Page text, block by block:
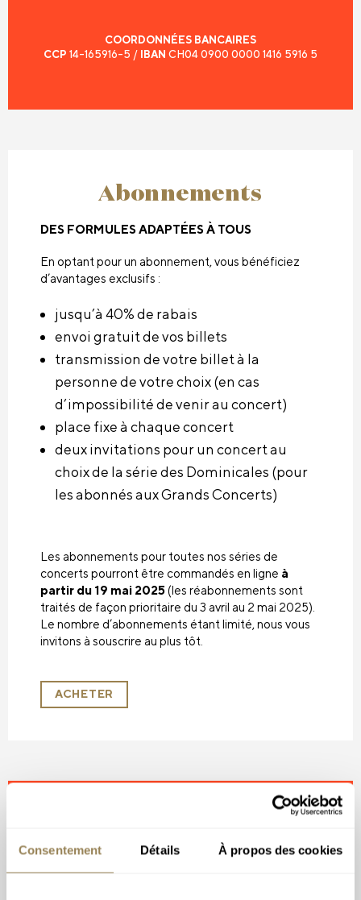
Consentement Détails À propos des cookies
COORDONNÉES BANCAIRES
CCP 14-165916-5 / IBAN CH04 0900 0000 1416 5916 5
Abonnements
DES FORMULES ADAPTÉES À TOUS
En optant pour un abonnement, vous bénéficiez
d’avantages exclusifs :
jusqu’à 40% de rabais
envoi gratuit de vos billets
transmission de votre billet à la
personne de votre choix (en cas
d’impossibilité de venir au concert)
place fixe à chaque concert
deux invitations pour un concert au
choix de la série des Dominicales (pour
les abonnés aux Grands Concerts)
Les abonnements pour toutes nos séries de
concerts pourront être commandés en ligne à
partir du 19 mai 2025 (les réabonnements sont
traités de façon prioritaire du 3 avril au 2 mai 2025).
Le nombre d’abonnements étant limité, nous vous
invitons à souscrire au plus tôt.
ACHETER
billetterie